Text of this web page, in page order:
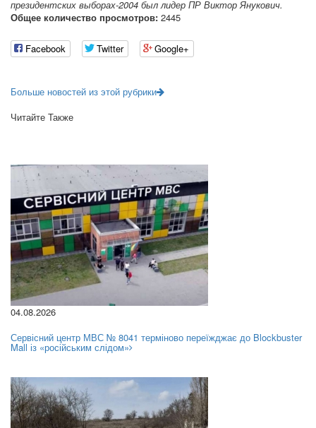
президентских выборах-2004 был лидер ПР Виктор Янукович.
Общее количество просмотров: 2445
Facebook Twitter Google+
Больше новостей из этой рубрики
Читайте Также
04.08.2026
Сервісний центр МВС № 8041 терміново переїжджає до Blockbuster
Mall із «російським слідом»